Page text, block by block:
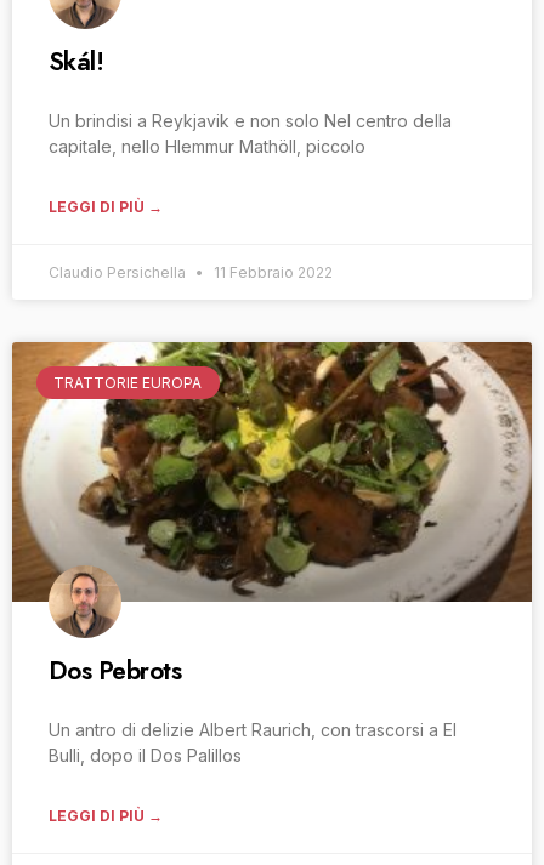
Skál!
Un brindisi a Reykjavik e non solo Nel centro della
capitale, nello Hlemmur Mathöll, piccolo
LEGGI DI PIÙ →
Claudio Persichella 11 Febbraio 2022
TRATTORIE EUROPA
Dos Pebrots
Un antro di delizie Albert Raurich, con trascorsi a El
Bulli, dopo il Dos Palillos
LEGGI DI PIÙ →